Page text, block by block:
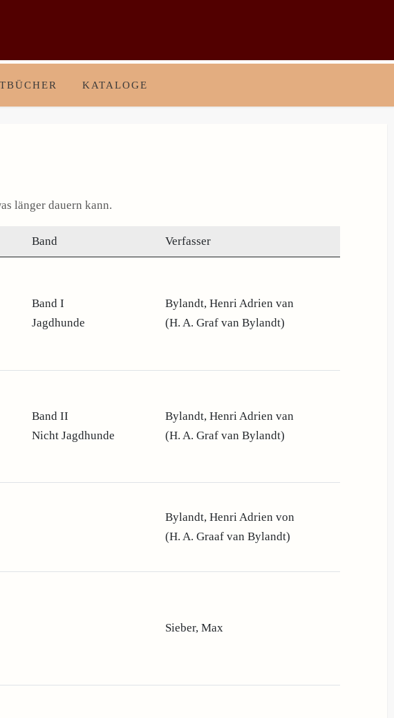
KATALOGE
länger dauern kann.
Band Verfasser
Band I
Jagdhunde
Bylandt, Henri Adrien van
(H. A. Graf van Bylandt)
Band II
Nicht Jagdhunde
Bylandt, Henri Adrien van
(H. A. Graf van Bylandt)
Bylandt, Henri Adrien von
(H. A. Graaf van Bylandt)
Sieber, Max